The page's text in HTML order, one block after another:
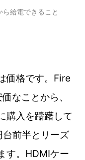
給電できること
価格です。Fire
なことから、
購入を躊躇して
前半とリーズ
す。HDMIケー